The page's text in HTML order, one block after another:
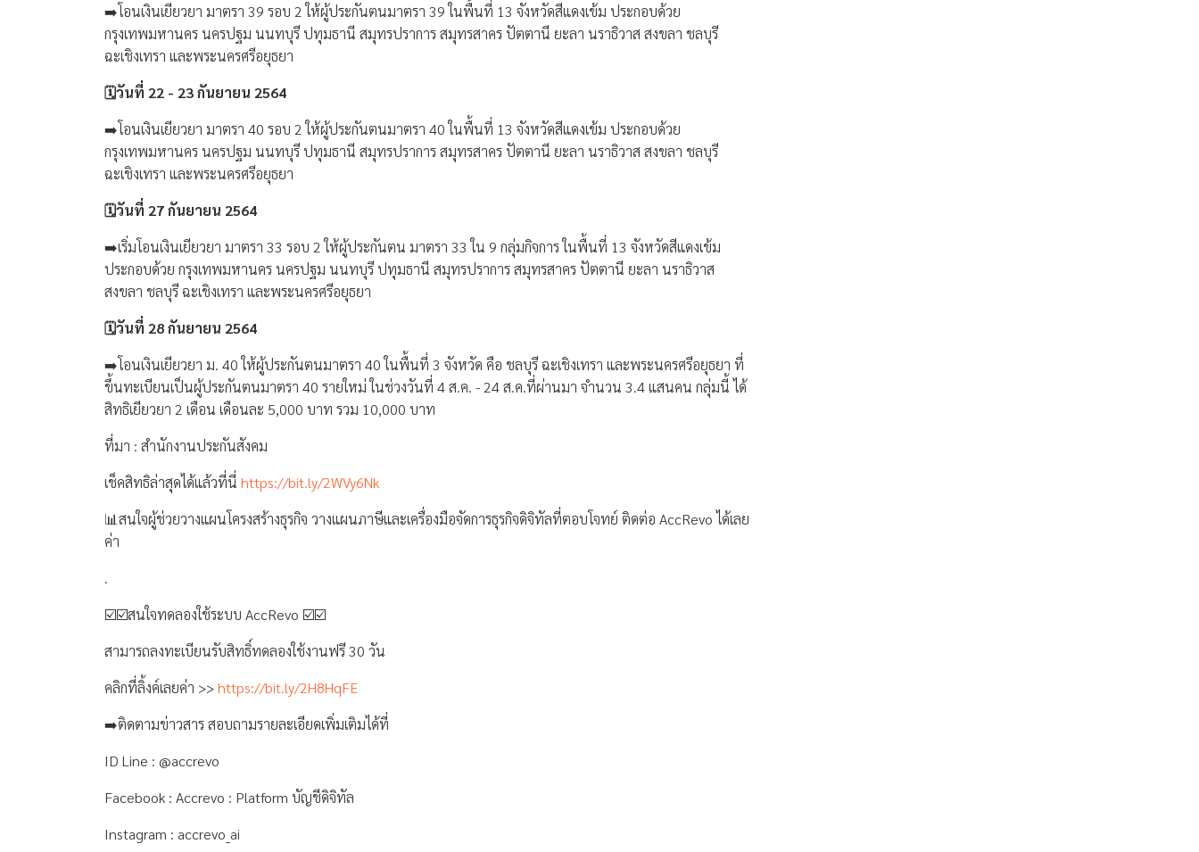
➡️โอนเงินเยียวยา มาตรา 39 รอบ 2 ให้ผู้ประกันตนมาตรา 39 ในพื้นที่ 13 จังหวัดสีแดงเข้ม ประกอบด้วย
กรุงเทพมหานคร นครปฐม นนทบุรี ปทุมธานี สมุทรปราการ สมุทรสาคร ปัตตานี ยะลา นราธิวาส สงขลา ชลบุรี
ฉะเชิงเทรา และพระนครศรีอยุธยา
🗓วันที่ 22 - 23 กันยายน 2564
➡️โอนเงินเยียวยา มาตรา 40 รอบ 2 ให้ผู้ประกันตนมาตรา 40 ในพื้นที่ 13 จังหวัดสีแดงเข้ม ประกอบด้วย
กรุงเทพมหานคร นครปฐม นนทบุรี ปทุมธานี สมุทรปราการ สมุทรสาคร ปัตตานี ยะลา นราธิวาส สงขลา ชลบุรี
ฉะเชิงเทรา และพระนครศรีอยุธยา
🗓วันที่ 27 กันยายน 2564
➡️เริ่มโอนเงินเยียวยา มาตรา 33 รอบ 2 ให้ผู้ประกันตน มาตรา 33 ใน 9 กลุ่มกิจการ ในพื้นที่ 13 จังหวัดสีแดงเข้ม
ประกอบด้วย กรุงเทพมหานคร นครปฐม นนทบุรี ปทุมธานี สมุทรปราการ สมุทรสาคร ปัตตานี ยะลา นราธิวาส
สงขลา ชลบุรี ฉะเชิงเทรา และพระนครศรีอยุธยา
🗓วันที่ 28 กันยายน 2564
➡️โอนเงินเยียวยา ม. 40 ให้ผู้ประกันตนมาตรา 40 ในพื้นที่ 3 จังหวัด คือ ชลบุรี ฉะเชิงเทรา และพระนครศรีอยุธยา ที่
ขึ้นทะเบียนเป็นผู้ประกันตนมาตรา 40 รายใหม่ ในช่วงวันที่ 4 ส.ค. - 24 ส.ค.ที่ผ่านมา จำนวน 3.4 แสนคน กลุ่มนี้ ได้
สิทธิเยียวยา 2 เดือน เดือนละ 5,000 บาท รวม 10,000 บาท
ที่มา : สำนักงานประกันสังคม
เช็คสิทธิล่าสุดได้แล้วที่นี่ https://bit.ly/2WVy6Nk
📊สนใจผู้ช่วยวางแผนโครงสร้างธุรกิจ วางแผนภาษีและเครื่องมือจัดการธุรกิจดิจิทัลที่ตอบโจทย์ ติดต่อ AccRevo ได้เลย
ค่า
.
☑️☑️สนใจทดลองใช้ระบบ AccRevo ☑️☑️
สามารถลงทะเบียนรับสิทธิ์ทดลองใช้งานฟรี 30 วัน
คลิกที่ลิ้งค์เลยค่า >>https://bit.ly/2H8HqFE
➡️ติดตามข่าวสาร สอบถามรายละเอียดเพิ่มเติมได้ที่
ID Line : @accrevo
Facebook : Accrevo : Platform บัญชีดิจิทัล
Instagram : accrevo_ai